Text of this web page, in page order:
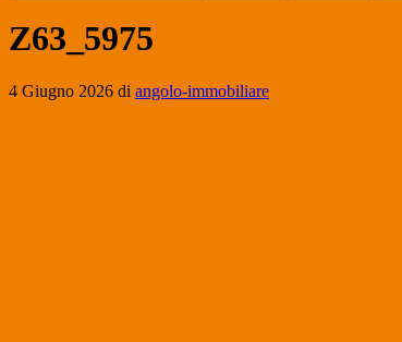
Z63_5975
4 Giugno 2026 di angolo-immobiliare